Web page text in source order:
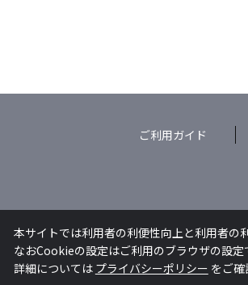
ご利用ガイド
本サイトでは利用者の利便性向上と利用者の
なおCookieの設定はご利用のブラウザの設定
詳細については プライバシーポリシー をご確